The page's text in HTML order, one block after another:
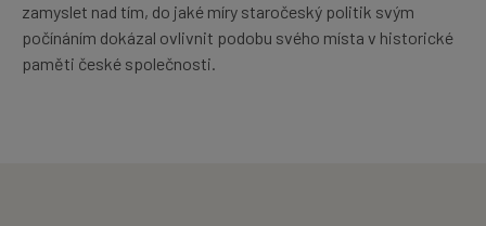
zamyslet nad tím, do jaké míry staročeský politik svým
počínáním dokázal ovlivnit podobu svého místa v historické
paměti české společnosti.